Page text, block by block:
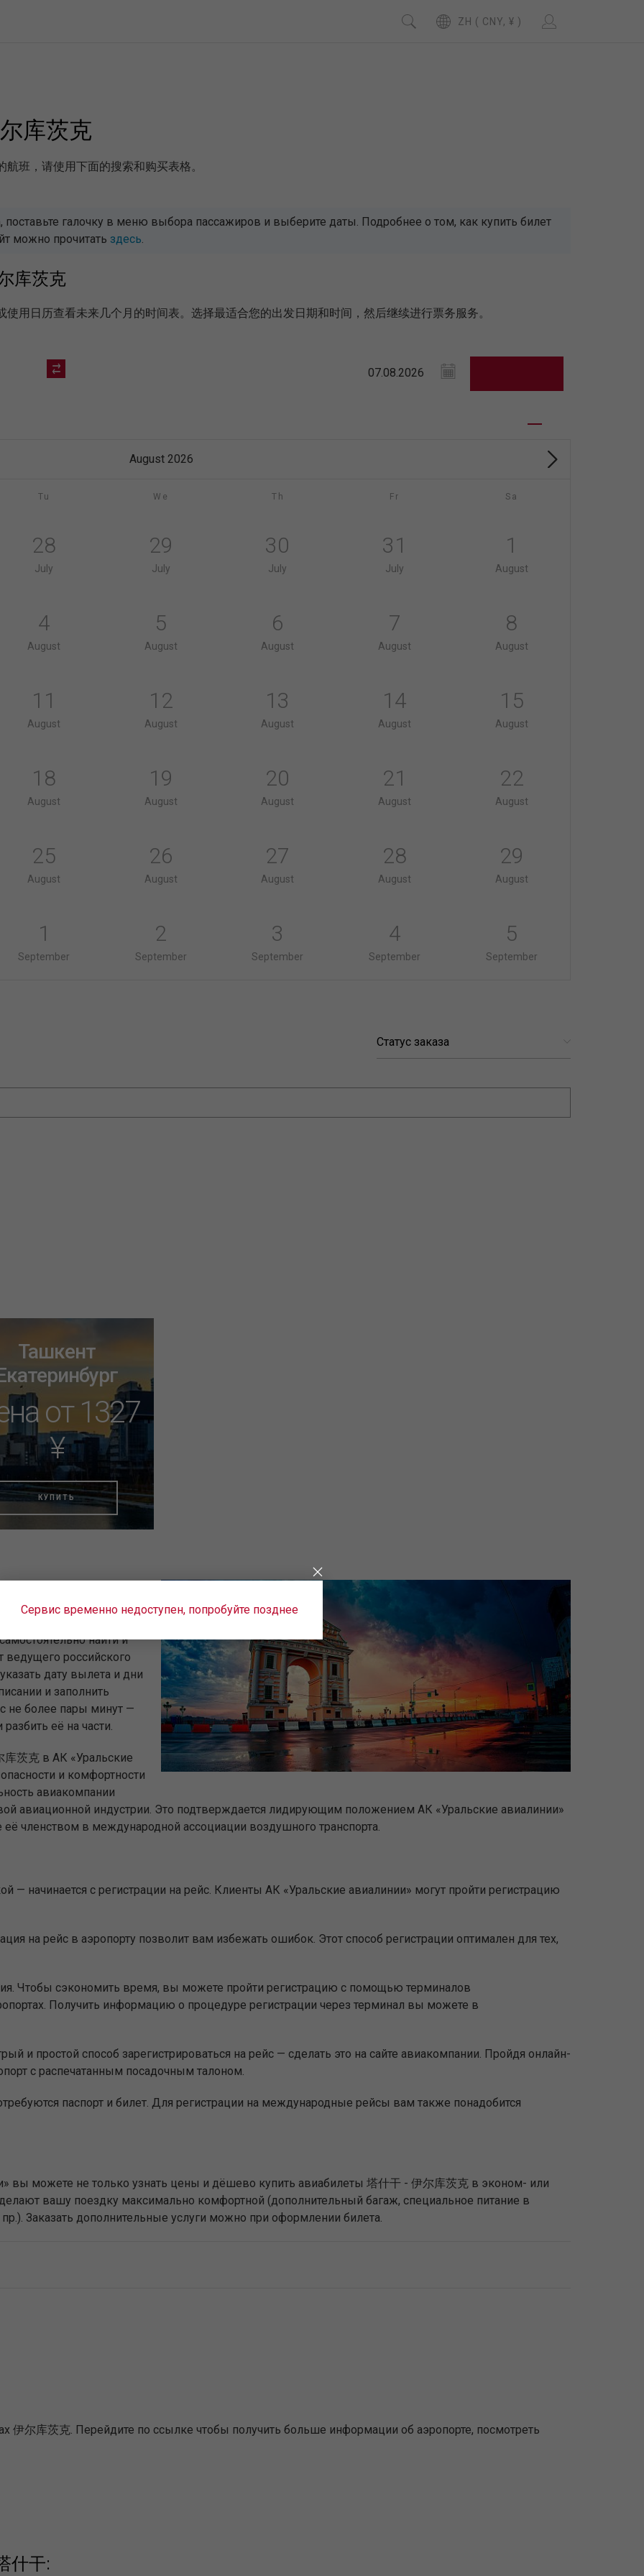
ZH ( CNY, ¥ )
库茨克
班，请使用下面的搜索和购买表格。
галочку в меню выбора пассажиров и выберите даты. Подробнее о том, как купить билет
можно прочитать здесь.
库茨克
用日历查看未来几个月的时间表。选择最适合您的出发日期和时间，然后继续进行票务服务。
August 2026
Tu We Th Fr Sa
28
July
29
July
30
July
31
July
1
August
4
August
5
August
6
August
7
August
8
August
11
August
12
August
13
August
14
August
15
August
18
August
19
August
20
August
21
August
22
August
25
August
26
August
27
August
28
August
29
August
1
September
2
September
3
September
4
September
5
September
Ташкент
от 1327
¥
КУПИТЬ
«Уральские
найти и
ведущего российского
дату вылета и дни
и заполнить
не более пары минут —
её на части.
茨克 в АК «Уральские
и комфортности
авиакомпании
авиационной индустрии. Это подтверждается лидирующим положением АК «Уральские авиалинии»
членством в международной ассоциации воздушного транспорта.
— начинается с регистрации на рейс. Клиенты АК «Уральские авиалинии» могут пройти регистрацию
на рейс в аэропорту позволит вам избежать ошибок. Этот способ регистрации оптимален для тех,
Чтобы сэкономить время, вы можете пройти регистрацию с помощью терминалов
Получить информацию о процедуре регистрации через терминал вы можете в
и простой способ зарегистрироваться на рейс — сделать это на сайте авиакомпании. Пройдя онлайн-
с распечатанным посадочным талоном.
паспорт и билет. Для регистрации на международные рейсы вам также понадобится
вы можете не только узнать цены и дёшево купить авиабилеты 塔什干 - 伊尔库茨克 в эконом- или
вашу поездку максимально комфортной (дополнительный багаж, специальное питание в
Заказать дополнительные услуги можно при оформлении билета.
伊尔库茨克. Перейдите по ссылке чтобы получить больше информации об аэропорте, посмотреть
什干:
Сервис временно недоступен, попробуйте позднее